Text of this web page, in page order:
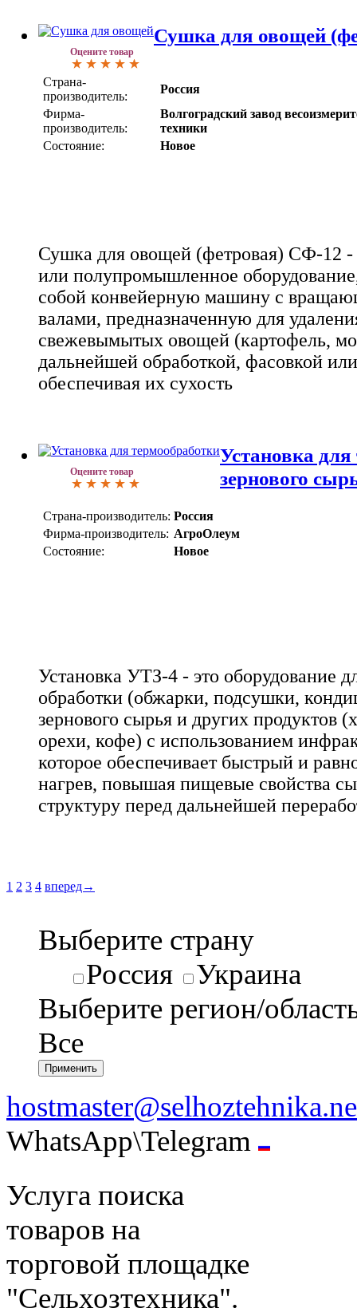
Оцените товар
Сушка для овощей
Страна-
производитель:
Россия
Фирма-
производитель:
Волгоградский завод
техники
Состояние:
Новое
Сушка для овощей (фетровая) СФ-12
или полупромышленное
собой конвейерную машину с
валами, предназначенную для
свежевымытых овощей (картофель,
дальнейшей обработкой, фасовкой
обеспечивая их сухость
Оцените товар
Установка
зернового
Страна-производитель: Россия
Фирма-производитель: АгроОлеум
Состояние:
Новое
Установка УТЗ-4 - это оборудование
обработки (обжарки, подсушки,
зернового сырья и других продуктов
орехи, кофе) с использованием
которое обеспечивает быстрый и
нагрев, повышая пищевые свойства
структуру перед дальнейшей
1 2 3 4 вперед→
Выберите страну
Россия
Украина
Выберите регион/
Все
WhatsApp\Telegram
Услуга поиска
товаров на
торговой площадке
"Сельхозтехника".